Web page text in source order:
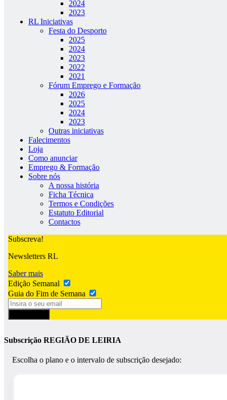
2024
2023
RL Iniciativas
Festa do Desporto
2025
2024
2023
2022
2021
Fórum Emprego e Formação
2026
2025
2024
2023
Outras iniciativas
Falecimentos
Loja
Como anunciar
Emprego & Formação
Sobre nós
A nossa história
Ficha Técnica
Termos e Condições
Estatuto Editorial
Contactos
Subscreva!
Newsletters RL
Saber mais
Edição Semanal
Guia do Fim de Semana
Subscrição REGIÃO DE LEIRIA
Escolha o plano e o intervalo de subscrição desejado: